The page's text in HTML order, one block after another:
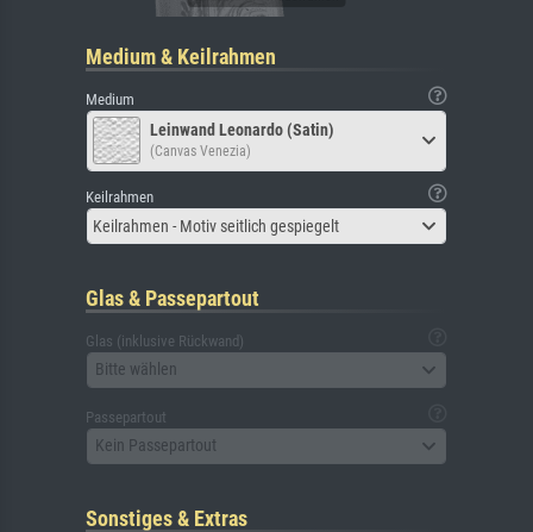
Medium & Keilrahmen
Medium
Leinwand Leonardo (Satin)
(Canvas Venezia)
Keilrahmen
Keilrahmen - Motiv seitlich gespiegelt
Glas & Passepartout
Glas (inklusive Rückwand)
Bitte wählen
Passepartout
Kein Passepartout
Sonstiges & Extras